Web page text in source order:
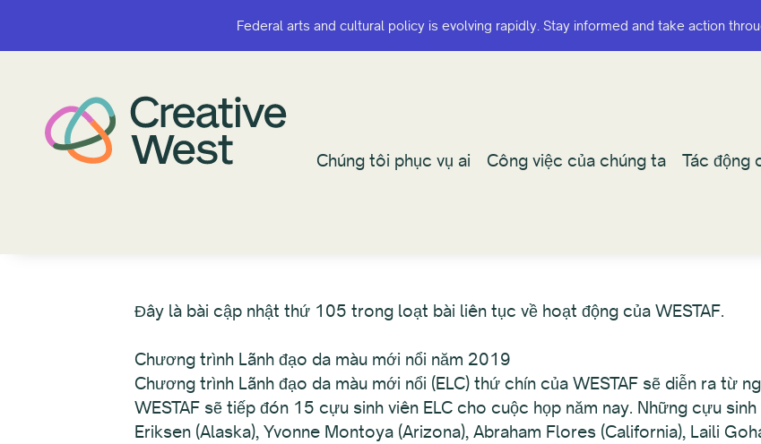
Federal arts and cultural policy is evolving rapidly. Stay informed and take action
Chúng tôi phục vụ ai Công việc của chúng ta Tác động
Federal arts and cultural policy is evolving rapidly. Stay informed and take action
Chúng tôi phục vụ ai Công việc của chúng ta Tác động
Đây là bài cập nhật thứ 105 trong loạt bài liên tục về hoạt động của WESTAF.
Chương trình Lãnh đạo da màu mới nổi năm 2019
Chương trình Lãnh đạo da màu mới nổi (ELC) thứ chín của WESTAF sẽ diễn ra từ
WESTAF sẽ tiếp đón 15 cựu sinh viên ELC cho cuộc họp năm nay. Những cựu
Eriksen (Alaska), Yvonne Montoya (Arizona), Abraham Flores (California), Laili